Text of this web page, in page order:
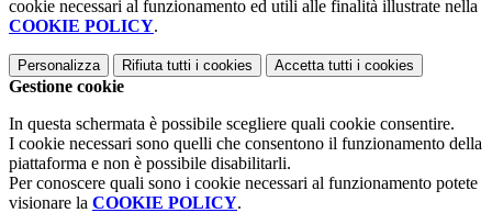
cookie necessari al funzionamento ed utili alle finalità illustrate nella
COOKIE POLICY.
Personalizza Rifiuta tutti i cookies Accetta tutti i cookies
Gestione cookie
In questa schermata è possibile scegliere quali cookie consentire.
I cookie necessari sono quelli che consentono il funzionamento della
piattaforma e non è possibile disabilitarli.
Per conoscere quali sono i cookie necessari al funzionamento potete
visionare la COOKIE POLICY.